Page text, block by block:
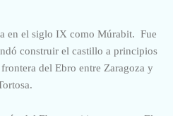
en el siglo IX como Múrabit. Fue
construir el castillo a principios
del Ebro entre Zaragoza y